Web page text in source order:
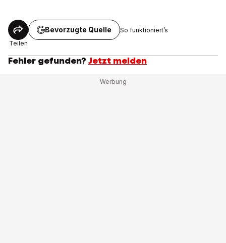
Teilen
Bevorzugte Quelle So funktioniert’s
Fehler gefunden? Jetzt melden